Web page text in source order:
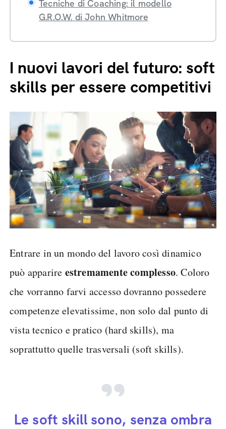
Tecniche di Coaching: il modello
G.R.O.W. di John Whitmore
I nuovi lavori del futuro: soft
skills per essere competitivi
Entrare in un mondo del lavoro così dinamico
può apparire estremamente complesso. Coloro
che vorranno farvi accesso dovranno possedere
competenze elevatissime, non solo dal punto di
vista tecnico e pratico (hard skills), ma
soprattutto quelle trasversali (soft skills).
Le soft skill sono, senza ombra